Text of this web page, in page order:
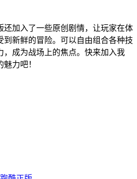
还加入了一些原创剧情，让玩家在体
到新鲜的冒险。可以自由组合各种技
，成为战场上的焦点。快来加入我
力吧！